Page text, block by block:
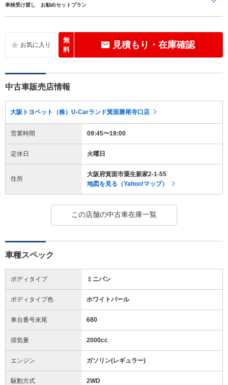
車検受け渡し お勧めセットプラン
無
料
見積もり・在庫確認
中古車販売店情報
大阪トヨペット（株）U-Carランド箕面勝尾寺口店
営業時間 09:45〜19:00
定休日 火曜日
住所
大阪府箕面市粟生新家2-1-55
地図を見る（Yahoo!マップ）
この店舗の中古車在庫一覧
車種スペック
ボディタイプ ミニバン
ボディタイプ色 ホワイトパール
車台番号末尾 680
排気量 2000cc
エンジン ガソリン(レギュラー)
駆動方式 2WD